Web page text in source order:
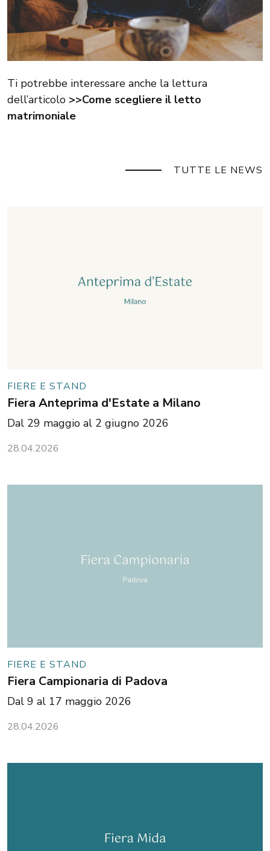
Ti potrebbe interessare anche la lettura
dell’articolo >>Come scegliere il letto
matrimoniale
TUTTE LE NEWS
FIERE E STAND
Fiera Anteprima d'Estate a Milano
Dal 29 maggio al 2 giugno 2026
28.04.2026
FIERE E STAND
Fiera Campionaria di Padova
Dal 9 al 17 maggio 2026
28.04.2026